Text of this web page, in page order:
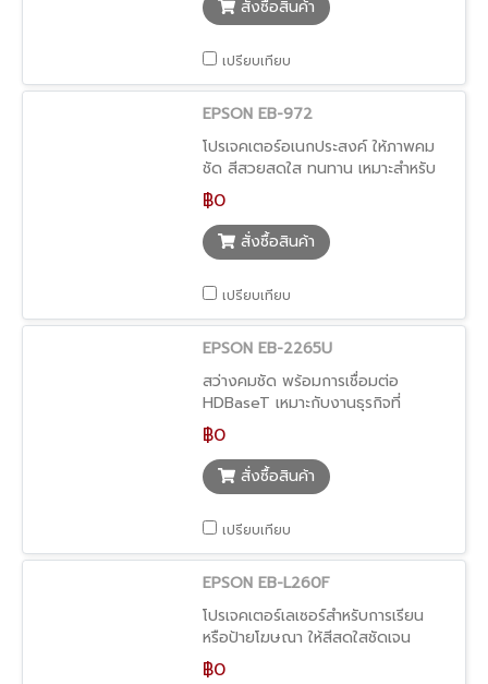
สั่งซื้อสินค้า
เปรียบเทียบ
EPSON EB-972
โปรเจคเตอร์อเนกประสงค์ ให้ภาพคม
ชัด สีสวยสดใส ทนทาน เหมาะสำหรับ
ห้องเรียน
฿0
สั่งซื้อสินค้า
เปรียบเทียบ
EPSON EB-2265U
สว่างคมชัด พร้อมการเชื่อมต่อ
HDBaseT เหมาะกับงานธุรกิจที่
ต้องการความเสถียร
฿0
สั่งซื้อสินค้า
เปรียบเทียบ
EPSON EB-L260F
โปรเจคเตอร์เลเซอร์สำหรับการเรียน
หรือป้ายโฆษณา ให้สีสดใสชัดเจน
ทนทาน ใช้งานต่อเนื่องได้ยาวนาน
฿0